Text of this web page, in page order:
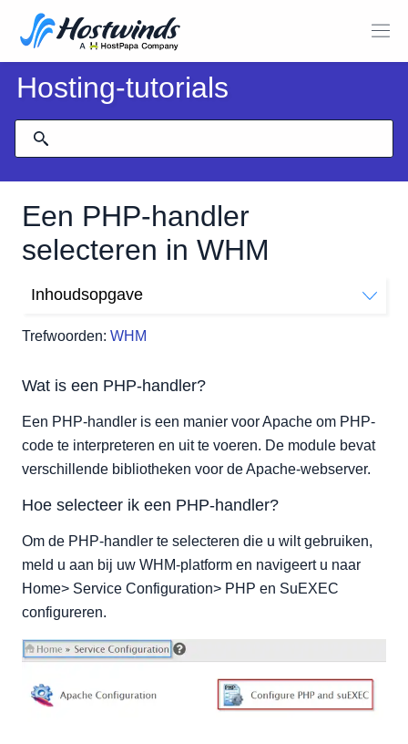
Hosting-tutorials
Een PHP-handler
selecteren in WHM
Trefwoorden: WHM
Inhoudsopgave
Hoe selecteer ik een PHP-handler?
Wat is een PHP-handler?
Een PHP-handler is een manier voor Apache om PHP-
code te interpreteren en uit te voeren. De module bevat
verschillende bibliotheken voor de Apache-webserver.
Hoe selecteer ik een PHP-handler?
Om de PHP-handler te selecteren die u wilt gebruiken,
meld u aan bij uw WHM-platform en navigeert u naar
Home> Service Configuration> PHP en SuEXEC
configureren.